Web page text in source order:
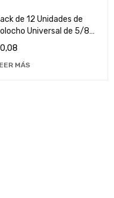
de 12 Unidades de
Universal de 5/8"
- Ideal para
de Bricolaje y
0,08
MÁS